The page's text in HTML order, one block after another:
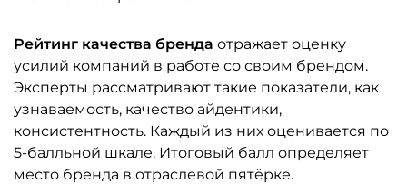
Рейтинг качества бренда отражает оценку
усилий компаний в работе со своим брендом.
Эксперты рассматривают такие показатели, как
узнаваемость, качество айдентики,
консистентность. Каждый из них оценивается по
5-балльной шкале. Итоговый балл определяет
место бренда в отраслевой пятёрке.